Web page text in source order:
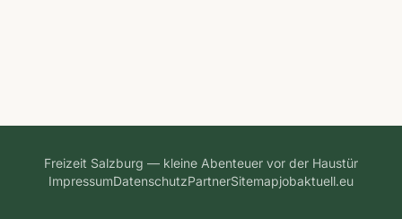
Freizeit Salzburg — kleine Abenteuer vor der Haustür
ImpressumDatenschutzPartnerSitemapjobaktuell.eu